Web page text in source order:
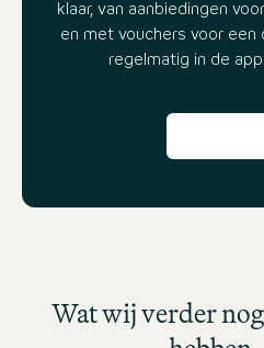
klaar, van aanbiedingen
en met vouchers voor een
regelmatig in de
Wat wij verder
van Motel
vakantie,